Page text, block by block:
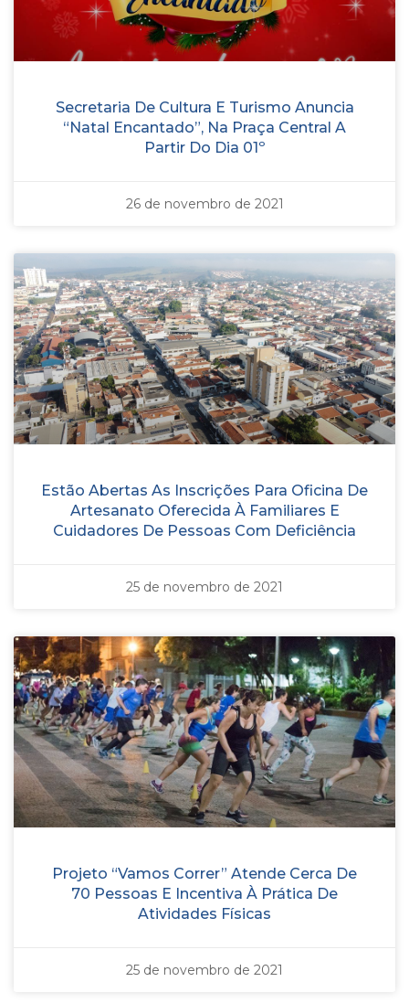
Secretaria De Cultura E Turismo Anuncia
“Natal Encantado”, Na Praça Central A
Partir Do Dia 01º
26 de novembro de 2021
Estão Abertas As Inscrições Para Oficina De
Artesanato Oferecida À Familiares E
Cuidadores De Pessoas Com Deficiência
25 de novembro de 2021
Projeto “Vamos Correr” Atende Cerca De
70 Pessoas E Incentiva À Prática De
Atividades Físicas
25 de novembro de 2021